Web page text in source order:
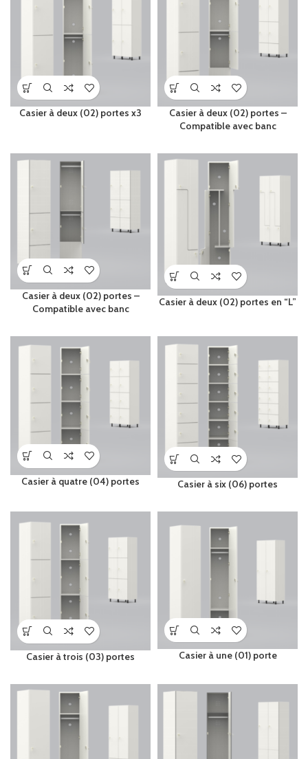
Casier à deux (02) portes x3
Casier à deux (02) portes –
Compatible avec banc
Casier à deux (02) portes –
Compatible avec banc
Casier à deux (02) portes en “L”
Casier à quatre (04) portes Casier à six (06) portes
Casier à trois (03) portes Casier à une (01) porte